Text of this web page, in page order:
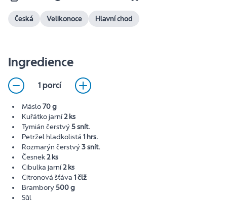
Česká Velikonoce Hlavní chod
Ingredience
1 porcí
Máslo70 g
Kuřátko jarní2 ks
Tymián čerstvý5 snít.
Petržel hladkolistá 1 hrs.
Rozmarýn čerstvý3 snít.
Česnek2 ks
Cibulka jarní2 ks
Citronová šťáva 1 člž
Brambory500 g
Sůl